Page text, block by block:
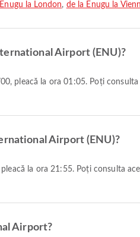
la London, de la Enugu la
Airport (ENU)?
Airport (ENU)?
Airport?